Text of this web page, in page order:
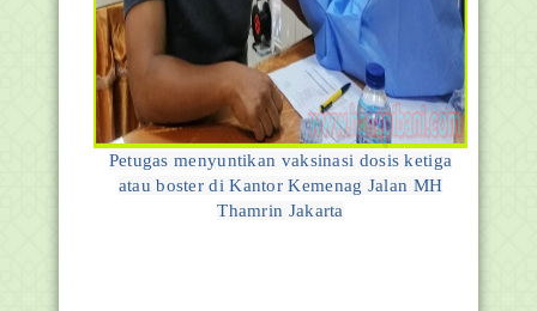
Petugas menyuntikan vaksinasi dosis ketiga
atau boster di Kantor Kemenag Jalan MH
Thamrin Jakarta